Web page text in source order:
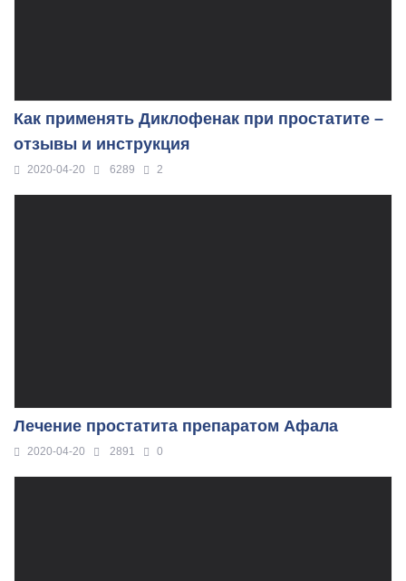
Как применять Диклофенак при простатите –
отзывы и инструкция
2020-04-20 6289 2
Лечение простатита препаратом Афала
2020-04-20 2891 0